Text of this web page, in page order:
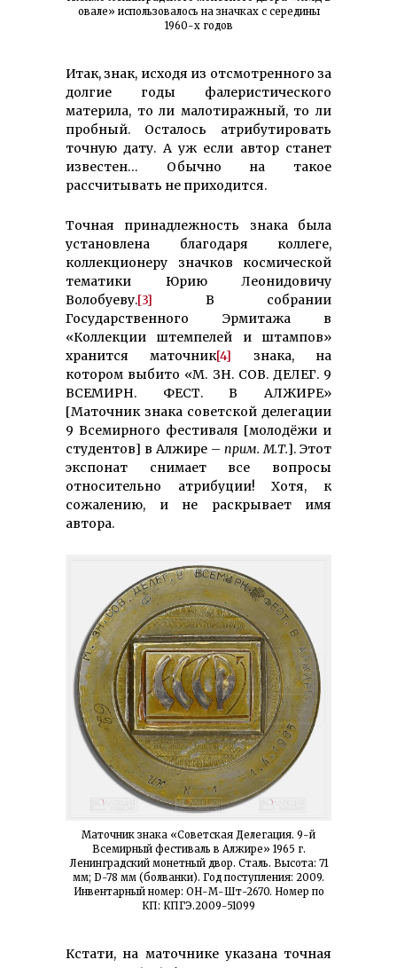
овале» использовалось на значках с середины
1960-х годов
Итак, знак, исходя из отсмотренного за
долгие годы фалеристического
материла, то ли малотиражный, то ли
пробный. Осталось атрибутировать
точную дату. А уж если автор станет
известен… Обычно на такое
рассчитывать не приходится.
Точная принадлежность знака была
установлена благодаря коллеге,
коллекционеру значков космической
тематики Юрию Леонидовичу
Волобуеву.[3] В собрании
Государственного Эрмитажа в
«Коллекции штемпелей и штампов»
хранится маточник[4] знака, на
котором выбито «М. ЗН. СОВ. ДЕЛЕГ. 9
ВСЕМИРН. ФЕСТ. В АЛЖИРЕ»
[Маточник знака советской делегации
9 Всемирного фестиваля [молодёжи и
студентов] в Алжире – прим. М.Т.]. Этот
экспонат снимает все вопросы
относительно атрибуции! Хотя, к
сожалению, и не раскрывает имя
автора.
Маточник знака «Советская Делегация. 9-й
Всемирный фестиваль в Алжире» 1965 г.
Ленинградский монетный двор. Сталь. Высота: 71
мм; D-78 мм (болванки). Год поступления: 2009.
Инвентарный номер: ОН-М-Шт-2670. Номер по
КП: КПГЭ.2009-51099
Кстати, на маточнике указана точная